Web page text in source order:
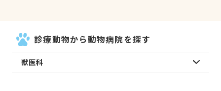
診療動物から動物病院を探す
獣医科